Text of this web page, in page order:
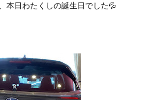
本日わたくしの誕生日でした💦